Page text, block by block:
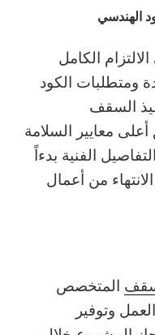
الهندسي
الكامل
ومتطلبات الكود
السقف
معايير السلامة
الفنية بدءاً
من أعمال
المتخصص
وتوفير